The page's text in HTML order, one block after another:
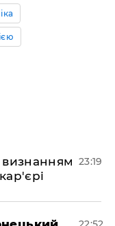
визнанням 23:19